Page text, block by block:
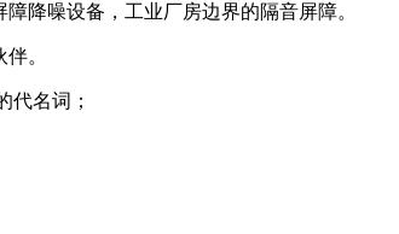
降噪设备，工业厂房边界的隔音屏障。
。
代名词；